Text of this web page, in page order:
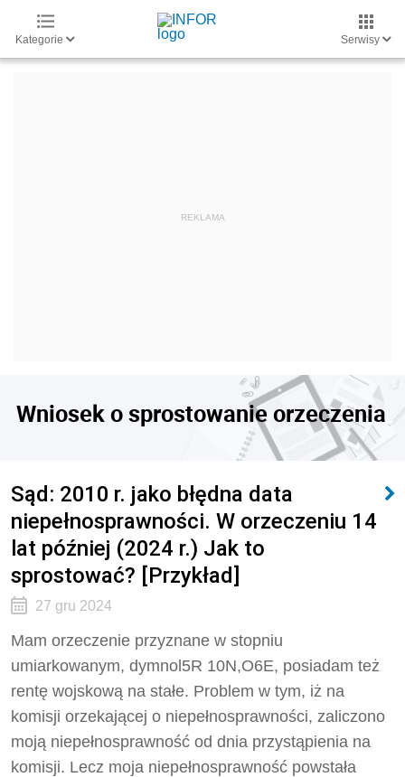
Kategorie Serwisy
Wniosek o sprostowanie orzeczenia
Sąd: 2010 r. jako błędna data
niepełnosprawności. W orzeczeniu 14
lat później (2024 r.) Jak to
sprostować? [Przykład]
27 gru 2024
Mam orzeczenie przyznane w stopniu
umiarkowanym, dymnol5R 10N,O6E, posiadam też
rentę wojskową na stałe. Problem w tym, iż na
komisji orzekającej o niepełnosprawności, zaliczono
moją niepełnosprawność od dnia przystąpienia na
komisji. Lecz moja niepełnosprawność powstała